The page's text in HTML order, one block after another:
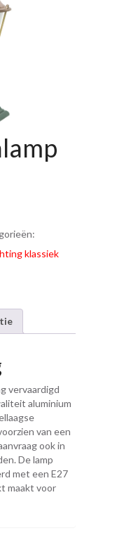
klassiek
vervaardigd
aluminium
van een
ook in
De lamp
met een E27
maakt voor